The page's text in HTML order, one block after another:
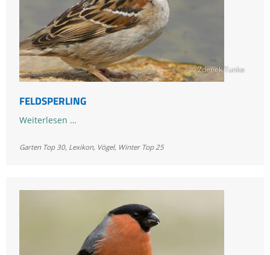
© Zdenek Tunka
FELDSPERLING
Weiterlesen …Feldsperling
Garten Top 30, Lexikon, Vögel, Winter Top 25